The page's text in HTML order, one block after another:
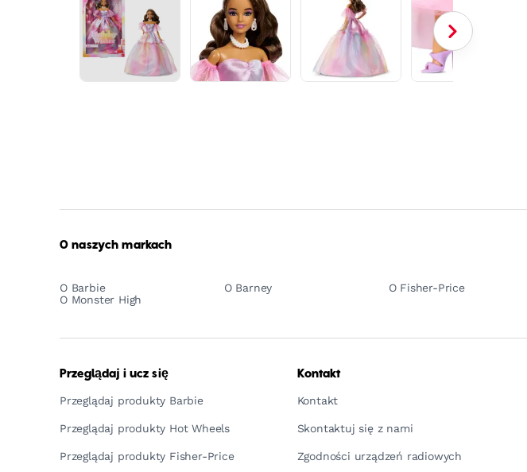
O naszych markach
O Barbie O Barney O Fisher-Price
O Monster High
Przeglądaj i ucz się
Przeglądaj produkty Barbie
Przeglądaj produkty Hot Wheels
Przeglądaj produkty Fisher-Price
Kontakt
Kontakt
Skontaktuj się z nami
Zgodności urządzeń radiowych